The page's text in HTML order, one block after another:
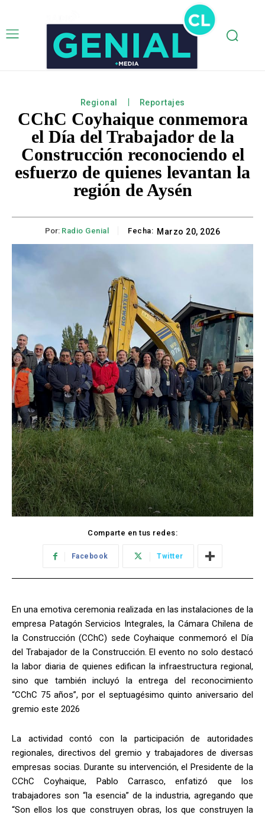
Regional Reportajes
CChC Coyhaique conmemora
el Día del Trabajador de la
Construcción reconociendo el
esfuerzo de quienes levantan la
región de Aysén
Por: Radio Genial Fecha: Marzo 20, 2026
Comparte en tus redes:
Facebook Twitter
En una emotiva ceremonia realizada en las instalaciones de la
empresa Patagón Servicios Integrales, la Cámara Chilena de
la Construcción (CChC) sede Coyhaique conmemoró el Día
del Trabajador de la Construcción. El evento no solo destacó
la labor diaria de quienes edifican la infraestructura regional,
sino que también incluyó la entrega del reconocimiento
“CChC 75 años”, por el septuagésimo quinto aniversario del
gremio este 2026
La actividad contó con la participación de autoridades
regionales, directivos del gremio y trabajadores de diversas
empresas socias. Durante su intervención, el Presidente de la
CChC Coyhaique, Pablo Carrasco, enfatizó que los
trabajadores son “la esencia” de la industria, agregando que
“Son ellos los que construyen obras, los que construyen la